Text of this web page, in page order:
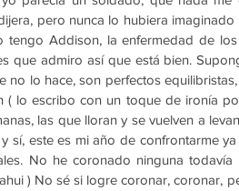
pero nunca lo hubiera
tengo Addison, la enfermedad de
que admiro así que está bien.
no lo hace, son perfectos
lo escribo con un toque de ironía
las que lloran y se vuelven a
sí, este es mi año de confrontarme
No he coronado ninguna
) No sé si logre coronar, coronar,